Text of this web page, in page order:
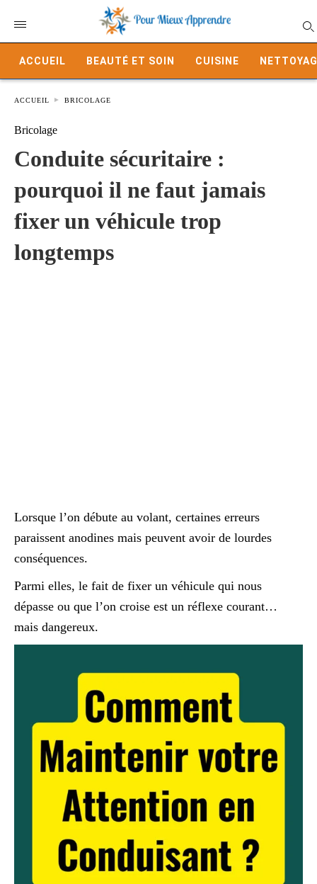
ACCUEIL BEAUTÉ ET SOIN CUISINE
ACCUEIL BRICOLAGE
Bricolage
Conduite sécuritaire :
pourquoi il ne faut jamais
fixer un véhicule trop
longtemps
Lorsque l’on débute au volant, certaines erreurs
paraissent anodines mais peuvent avoir de lourdes
conséquences.
Parmi elles, le fait de fixer un véhicule qui nous
dépasse ou que l’on croise est un réflexe courant…
mais dangereux.